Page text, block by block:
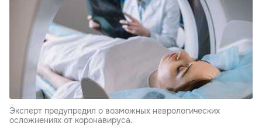
Эксперт предупредил о возможных неврологических
осложнениях от коронавируса.